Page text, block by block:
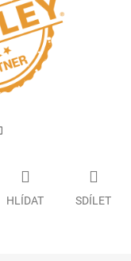
HLÍDAT SDÍLET